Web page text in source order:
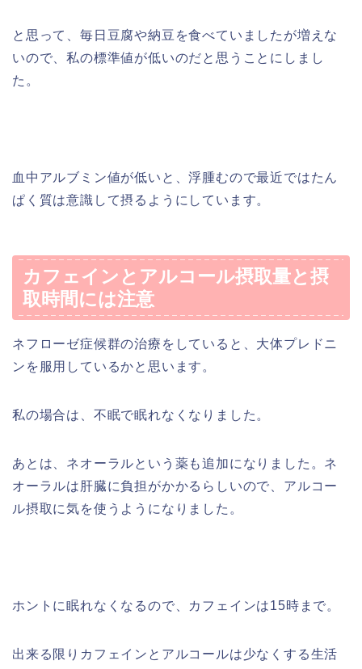
と思って、毎日豆腐や納豆を食べていましたが増えな
いので、私の標準値が低いのだと思うことにしまし
た。
血中アルブミン値が低いと、浮腫むので最近ではたん
ぱく質は意識して摂るようにしています。
カフェインとアルコール摂取量と摂
取時間には注意
ネフローゼ症候群の治療をしていると、大体プレドニ
ンを服用しているかと思います。
私の場合は、不眠で眠れなくなりました。
あとは、ネオーラルという薬も追加になりました。ネ
オーラルは肝臓に負担がかかるらしいので、アルコー
ル摂取に気を使うようになりました。
ホントに眠れなくなるので、カフェインは15時まで。
出来る限りカフェインとアルコールは少なくする生活